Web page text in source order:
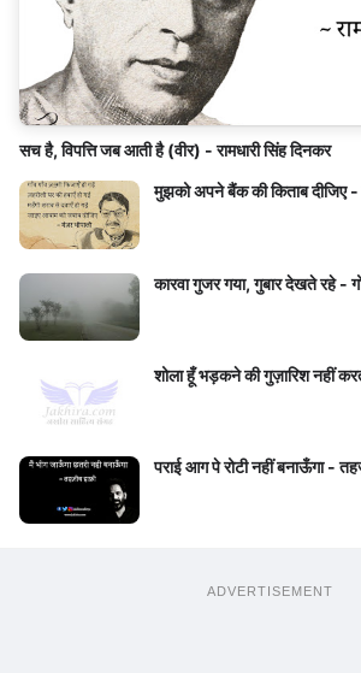
सच है, विपत्ति जब आती है (वीर) - रामधारी सिंह दिनकर
मुझको अपने बैंक की किताब दीजिए -
कारवा गुजर गया, गुबार देखते रहे -
शोला हूँ भड़कने की गुज़ारिश नहीं
पराई आग पे रोटी नहीं बनाऊँगा -
ADVERTISEMENT